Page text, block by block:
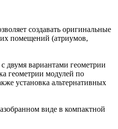
создавать оригинальные
помещений (атриумов,
двумя вариантами геометрии
геометрии модулей по
установка альтернативных
виде в компактной